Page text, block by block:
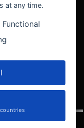
at any time.
Functional